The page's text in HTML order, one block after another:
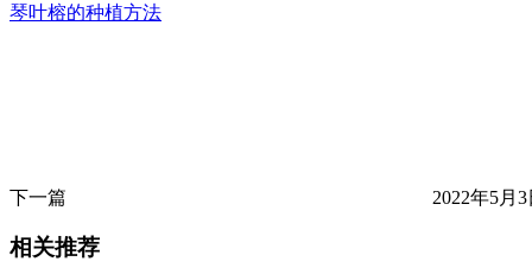
琴叶榕的种植方法
下一篇 2022年5月3
相关推荐